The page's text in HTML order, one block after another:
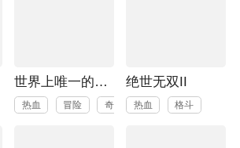
世界上唯一的魔物使~转职后被误认为了魔王~
热血 冒险 奇幻
绝世无双II
热血 格斗